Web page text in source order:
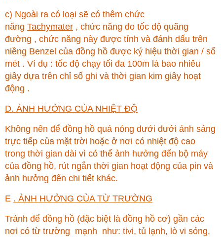
c) Ngoài ra có loại sẽ có thêm chức
năng Tachymater , chức năng đo tốc độ quãng
đường , chức năng này được tính và đánh dấu trên
niềng Benzel của đồng hồ được ký hiệu thời gian / số
mét . Ví dụ : tốc độ chạy tối đa 100m là bao nhiêu
giây dựa trên chỉ số ghi và thời gian kim giây hoạt
động .
D. ẢNH HƯỞNG CỦA NHIỆT ĐỘ
Không nên để đồng hồ quá nóng dưới dưới ánh sáng
trực tiếp của mặt trời hoặc ở nơi có nhiệt độ cao
trong thời gian dài vì có thể ảnh hưởng đến bộ máy
của đồng hồ, rút ngắn thời gian hoạt động của pin và
ảnh hưởng đến chi tiết khác.
E . ẢNH HƯỞNG CỦA TỪ TRƯỜNG
Tránh để đồng hồ (đặc biệt là đồng hồ cơ) gần các
nơi có từ trường mạnh như: tivi, tủ lạnh, lò vi sóng,